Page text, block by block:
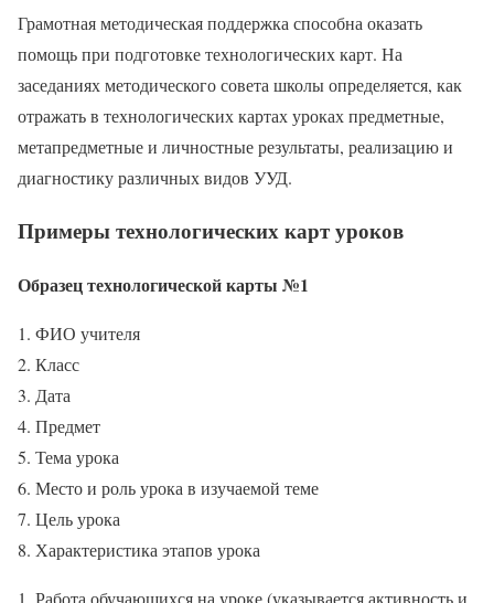
Грамотная методическая поддержка способна оказать
помощь при подготовке технологических карт. На
заседаниях методического совета школы определяется, как
отражать в технологических картах уроках предметные,
метапредметные и личностные результаты, реализацию и
диагностику различных видов УУД.
Примеры технологических карт уроков
Образец технологической карты №1
ФИО учителя
Класс
Дата
Предмет
Тема урока
Место и роль урока в изучаемой теме
Цель урока
Характеристика этапов урока
Работа обучающихся на уроке (указывается активность и